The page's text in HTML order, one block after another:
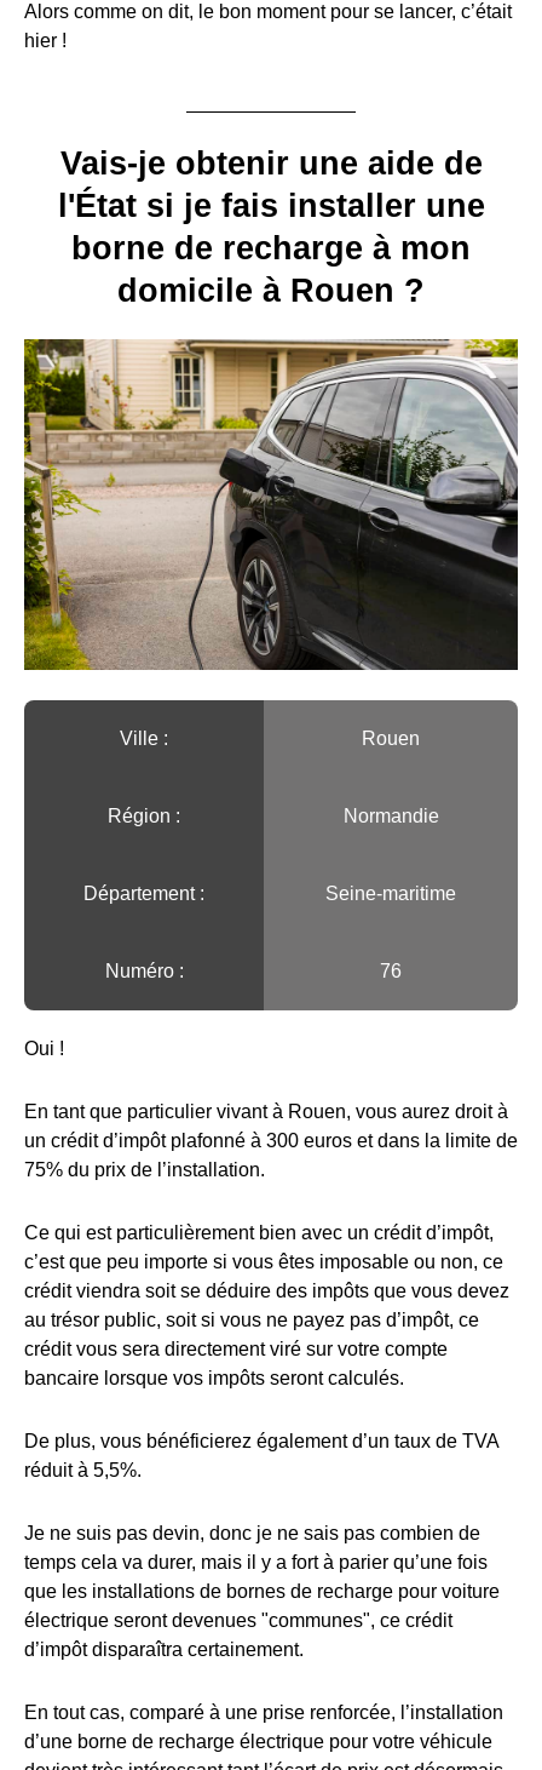
Alors comme on dit, le bon moment pour se lancer, c’était
hier !
Vais-je obtenir une aide de
l'État si je fais installer une
borne de recharge à mon
domicile à Rouen ?
Ville :️ Rouen
Région :️ Normandie
Département : Seine-maritime
Numéro : 76
Oui !
En tant que particulier vivant à Rouen, vous aurez droit à
un crédit d’impôt plafonné à 300 euros et dans la limite de
75% du prix de l’installation.
Ce qui est particulièrement bien avec un crédit d’impôt,
c’est que peu importe si vous êtes imposable ou non, ce
crédit viendra soit se déduire des impôts que vous devez
au trésor public, soit si vous ne payez pas d’impôt, ce
crédit vous sera directement viré sur votre compte
bancaire lorsque vos impôts seront calculés.
De plus, vous bénéficierez également d’un taux de TVA
réduit à 5,5%.
Je ne suis pas devin, donc je ne sais pas combien de
temps cela va durer, mais il y a fort à parier qu’une fois
que les installations de bornes de recharge pour voiture
électrique seront devenues "communes", ce crédit
d’impôt disparaîtra certainement.
En tout cas, comparé à une prise renforcée, l’installation
d’une borne de recharge électrique pour votre véhicule